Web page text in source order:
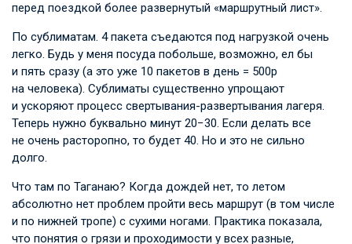
перед поездкой более развернутый «маршрутный лист».
По сублиматам. 4 пакета съедаются под нагрузкой очень
легко. Будь у меня посуда побольше, возможно, ел бы
и пять сразу (а это уже 10 пакетов в день = 500р
на человека). Сублиматы существенно упрощают
и ускоряют процесс свертывания-развертывания лагеря.
Теперь нужно буквально минут 20−30. Если делать все
не очень расторопно, то будет 40. Но и это не сильно
долго.
Что там по Таганаю? Когда дождей нет, то летом
абсолютно нет проблем пройти весь маршрут (в том числе
и по нижней тропе) с сухими ногами. Практика показала,
что понятия о грязи и проходимости у всех разные,